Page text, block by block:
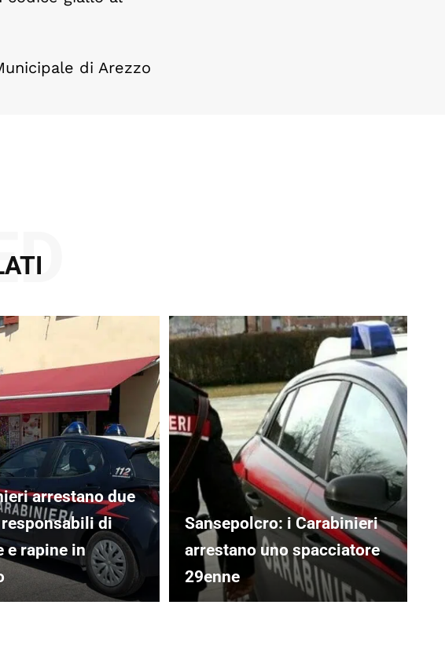
di Arezzo
arrestano due
di
e rapine in
Sansepolcro: i Carabinieri
arrestano uno spacciatore
29enne